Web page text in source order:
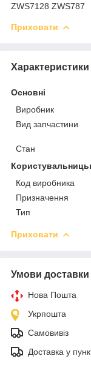
ZWS7128 ZWS787
Приховати
Характеристики
Основні
Виробник
Вид запчастини
Стан
Код виробника
Призначення
Тип
Приховати
Умови доставки
Нова Пошта
Укрпошта
Самовивіз
Доставка у